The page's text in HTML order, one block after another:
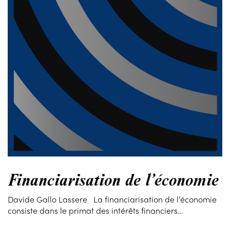
Financiarisation de l’économie
Davide Gallo Lassere La financiarisation de l’économie
consiste dans le primat des intérêts financiers…